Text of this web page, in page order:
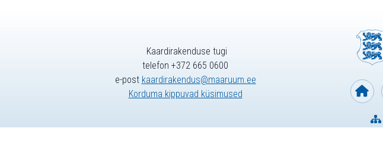
Kaardirakenduse tugi
telefon +372 665 0600
e-post kaardirakendus@maaruum.ee
Korduma kippuvad küsimused